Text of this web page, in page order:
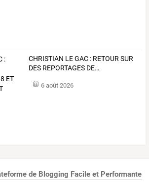
CHRISTIAN LEGAC : RETOUR SUR
DES REPORTAGES DE…
6 août 2026
de Blogging Facile et Performante